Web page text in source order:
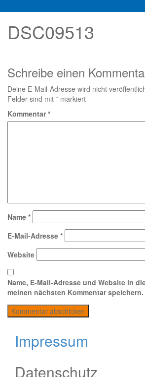
DSC09513
Schreibe einen
Deine E-Mail-Adresse wird nicht
Felder sind mit * markiert
Kommentar*
Name *
E-Mail-Adresse *
Website
Name, E-Mail-Adresse und Website in
meinen nächsten Kommentar speichern.
Impressum
Datenschutz